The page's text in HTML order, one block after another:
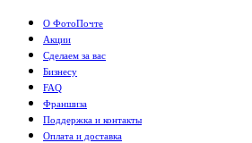
О ФотоПочте
Акции
Сделаем за вас
Бизнесу
FAQ
Франшиза
Поддержка и контакты
Оплата и доставка